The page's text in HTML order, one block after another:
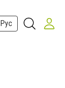
Рус